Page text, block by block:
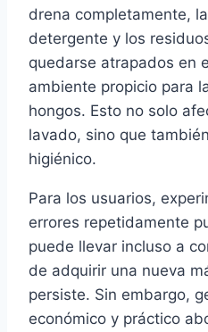
drena completamente,
detergente y los
quedarse atrapados en
ambiente propicio para
hongos. Esto no solo
lavado, sino que
higiénico.
Para los usuarios,
errores repetidamente
puede llevar incluso a
de adquirir una nueva
persiste. Sin embargo,
económico y práctico